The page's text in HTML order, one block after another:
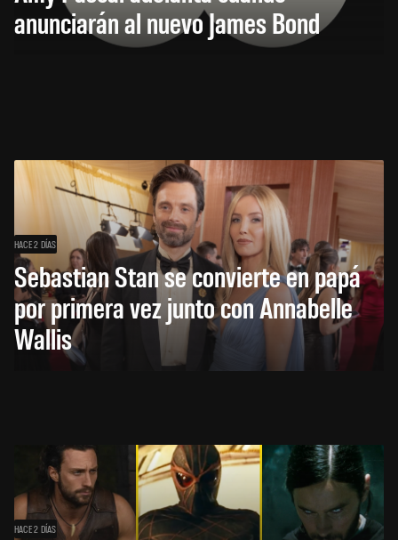
anunciarán al nuevo James Bond
HACE 2 DÍAS
Sebastian Stan se convierte en papá
por primera vez junto con Annabelle
Wallis
HACE 2 DÍAS